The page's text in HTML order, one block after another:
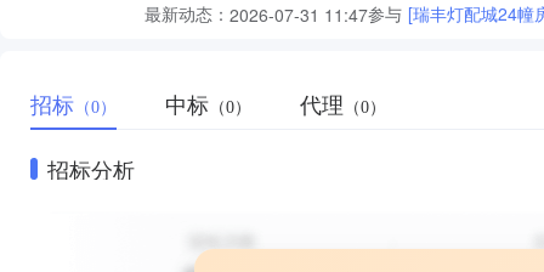
最新动态： 2026-07-31 11:47参与 [瑞丰灯配城24幢
招标 （0） 中标 （0） 代理 （0）
招标分析